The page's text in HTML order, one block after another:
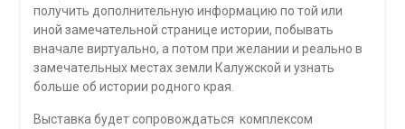
получить дополнительную информацию по той или
иной замечательной странице истории, побывать
вначале виртуально, а потом при желании и реально в
замечательных местах земли Калужской и узнать
больше об истории родного края.
Выставка будет сопровождаться комплексом